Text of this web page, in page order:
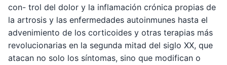
con- trol del dolor y la inflamación crónica propias de
la artrosis y las enfermedades autoinmunes hasta el
advenimiento de los corticoides y otras terapias más
revolucionarias en la segunda mitad del siglo XX, que
atacan no solo los síntomas, sino que modifican o